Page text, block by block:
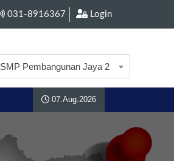
031-8916367 Login
SMP Pembangunan Jaya 2
07.Aug.2026